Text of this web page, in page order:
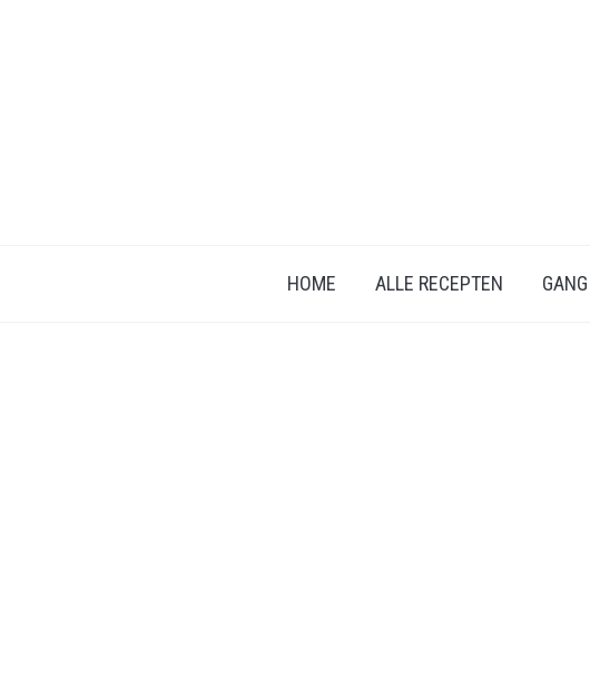
HOME ALLE RECEPTEN GANG